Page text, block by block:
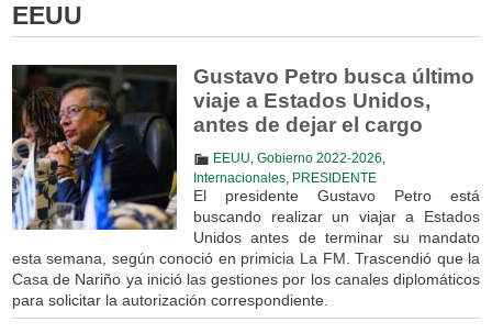
EEUU
Gustavo Petro busca último
viaje a Estados Unidos,
antes de dejar el cargo
EEUU Gobierno 2022-2026
Internacionales, PRESIDENTE
El presidente Gustavo Petro está
buscando realizar un viajar a Estados
Unidos antes de terminar su mandato
esta semana, según conoció en primicia La FM. Trascendió que la
Casa de Nariño ya inició las gestiones por los canales diplomáticos
para solicitar la autorización correspondiente.